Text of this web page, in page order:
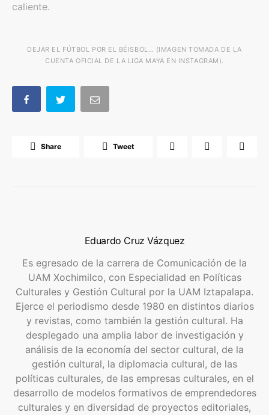
caliente.
DEJAR EL FÚTBOL POR EL BÉISBOL… (IMAGEN TOMADA DE LA
CUENTA OFICIAL DE LA LIGA MAYA EN INSTAGRAM).
Share Tweet
Eduardo Cruz Vázquez
Es egresado de la carrera de Comunicación de la
UAM Xochimilco, con Especialidad en Políticas
Culturales y Gestión Cultural por la UAM Iztapalapa.
Ejerce el periodismo desde 1980 en distintos diarios
y revistas, como también la gestión cultural. Ha
desplegado una amplia labor de investigación y
análisis de la economía del sector cultural, de la
gestión cultural, la diplomacia cultural, de las
políticas culturales, de las empresas culturales, en el
desarrollo de modelos formativos de emprendedores
culturales y en diversidad de proyectos editoriales,